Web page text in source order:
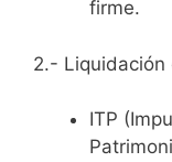
firme.
2.- Liquidación
ITP